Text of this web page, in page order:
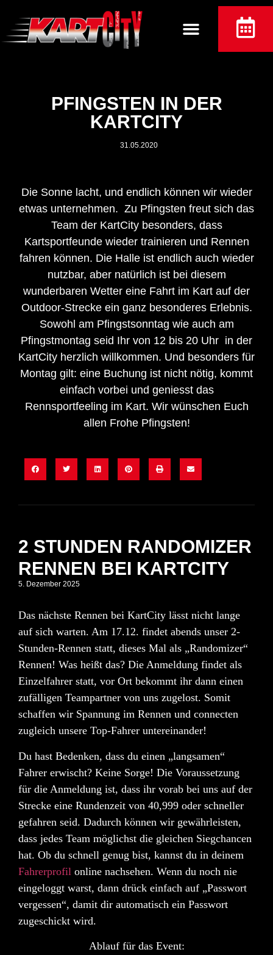
PFINGSTEN IN DER
KARTCITY
31.05.2020
Die Sonne lacht, und endlich können wir wieder
etwas unternehmen. Zu Pfingsten freut sich das
Team der KartCity besonders, dass
Kartsportfeunde wieder trainieren und Rennen
fahren können. Die Halle ist endlich auch wieder
nutzbar, aber natürlich ist bei diesem
wunderbaren Wetter eine Fahrt im Kart auf der
Outdoor-Strecke ein ganz besonderes Erlebnis.
Sowohl am Pfingstsonntag wie auch am
Pfingstmontag seid Ihr von 12 bis 20 Uhr in der
KartCity herzlich willkommen. Und besonders für
Montag gilt: eine Buchung ist nicht nötig, kommt
einfach vorbei und geniesst das
Rennsportfeeling im Kart. Wir wünschen Euch
allen Frohe Pfingsten!
2 STUNDEN RANDOMIZER
RENNEN BEI KARTCITY
5. Dezember 2025
Das nächste Rennen bei KartCity lässt nicht lange
auf sich warten. Am 17.12. findet abends unser 2-
Stunden-Rennen statt, dieses Mal als „Randomizer“
Rennen! Was heißt das? Die Anmeldung findet als
Einzelfahrer statt, vor Ort bekommt ihr dann einen
zufälligen Teampartner von uns zugelost. Somit
schaffen wir Spannung im Rennen und connecten
zugleich unsere Top-Fahrer untereinander!
Du hast Bedenken, dass du einen „langsamen“
Fahrer erwischt? Keine Sorge! Die Voraussetzung
für die Anmeldung ist, dass ihr vorab bei uns auf der
Strecke eine Rundenzeit von 40,999 oder schneller
gefahren seid. Dadurch können wir gewährleisten,
dass jedes Team möglichst die gleichen Siegchancen
hat. Ob du schnell genug bist, kannst du in deinem
Fahrerprofil online nachsehen. Wenn du noch nie
eingeloggt warst, dann drück einfach auf „Passwort
vergessen“, damit dir automatisch ein Passwort
zugeschickt wird.
Ablauf für das Event: